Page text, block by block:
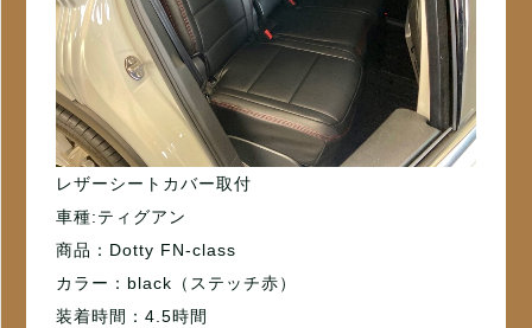
レザーシートカバー取付
車種:ティグアン
商品：Dotty FN-class
カラー：black（ステッチ赤）
装着時間：4.5時間